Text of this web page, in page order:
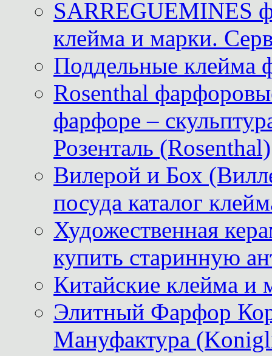
SARREGUEMINES
клейма и марки.
Поддельные клейма
Rosenthal
фарфоре –
Розенталь (Rosenthal)
Вилерой и Бох
посуда каталог
Художественная
купить старинную
Китайские клейма и
Элитный Фарфор
Мануфактура